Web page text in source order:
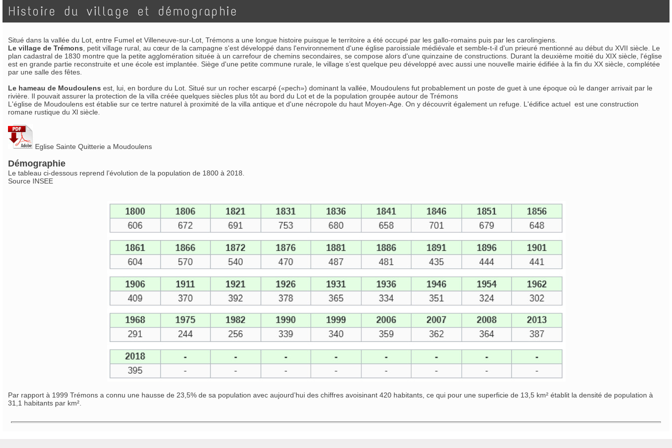
Histoire du village et démographie
Situé dans la vallée du Lot, entre Fumel et Villeneuve-sur-Lot, Trémons a une longue histoire puisque le territoire a été occupé par les gallo-romains puis par les carolingiens.
Le village de Trémons , petit village rural, au cœur de la campagne s'est développé dans l'environnement d'une église paroissiale médiévale et semble-t-il d'un prieuré mentionné au début du XVII siècle. Le
plan cadastral de 1830 montre que la petite agglomération située à un carrefour de chemins secondaires, se compose alors d'une quinzaine de constructions. Durant la deuxième moitié du XIX siècle, l'église
est en grande partie reconstruite et une école est implantée. Siège d'une petite commune rurale, le village s’est quelque peu développé avec aussi une nouvelle mairie édifiée à la fin du XX siècle, complétée
par une salle des fêtes.
Le hameau de Moudoulens est, lui, en bordure du Lot. Situé sur un rocher escarpé («pech») dominant la vallée, Moudoulens fut probablement un poste de guet à une époque où le danger arrivait par le
rivière. Il pouvait assurer la protection de la villa créée quelques siècles plus tôt au bord du Lot et de la population groupée autour de Trémons
L'église de Moudoulens est établie sur ce tertre naturel à proximité de la villa antique et d'une nécropole du haut Moyen-Age. On y découvrit également un refuge. L'édifice actuel est une construction
romane rustique du Xl siècle.
Eglise Sainte Quitterie a Moudoulens
Démographie
Le tableau ci-dessous reprend l’évolution de la population de 1800 à 2018.
Source INSEE
Par rapport à 1999 Trémons a connu une hausse de 23,5% de sa population avec aujourd’hui des chiffres avoisinant 420 habitants, ce qui pour une superficie de 13,5 km² établit la densité de population à
31,1 habitants par km².